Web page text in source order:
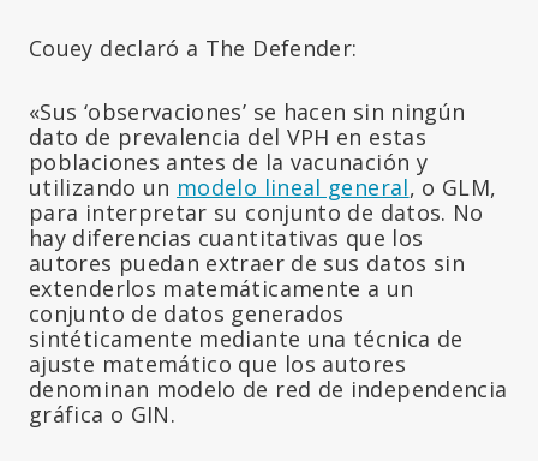
Couey declaró a The Defender:
«Sus ‘observaciones’ se hacen sin ningún
dato de prevalencia del VPH en estas
poblaciones antes de la vacunación y
utilizando un modelo lineal general, o GLM,
para interpretar su conjunto de datos. No
hay diferencias cuantitativas que los
autores puedan extraer de sus datos sin
extenderlos matemáticamente a un
conjunto de datos generados
sintéticamente mediante una técnica de
ajuste matemático que los autores
denominan modelo de red de independencia
gráfica o GIN.